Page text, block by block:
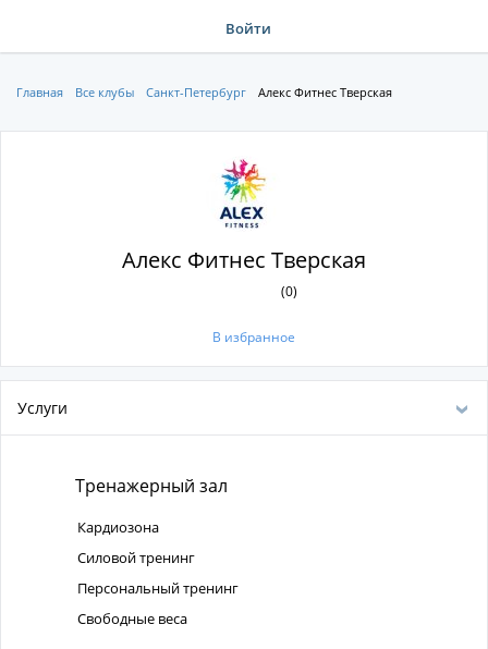
Войти
Главная Все клубы Санкт-Петербург Алекс Фитнес Тверская
Алекс Фитнес Тверская
(0)
В избранное
Услуги
Тренажерный зал
Кардиозона
Силовой тренинг
Персональный тренинг
Свободные веса